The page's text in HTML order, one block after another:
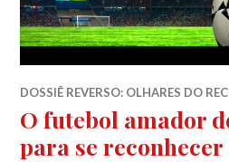
DOSSIÊ REVERSO: OLHARES DO
O futebol amador
para se reconhecer